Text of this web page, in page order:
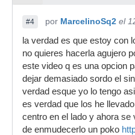
#4 por MarcelinoSq2 el
la verdad es que estoy con
no quieres hacerla agujero
este video q es una opcion
dejar demasiado sordo el
verdad esque yo lo tengo
es verdad que los he
centro en el lado y ahora
de enmudecerlo un poko